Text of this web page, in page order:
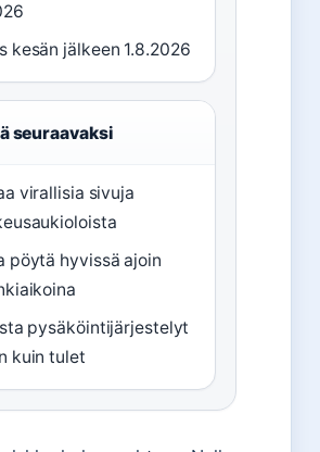
kesän jälkeen 1.8.2026
seuraavaksi
virallisia sivuja
pöytä hyvissä ajoin
pysäköintijärjestelyt
kuin tulet